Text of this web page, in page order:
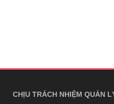
CHỊU TRÁCH NHIỆM QUẢN